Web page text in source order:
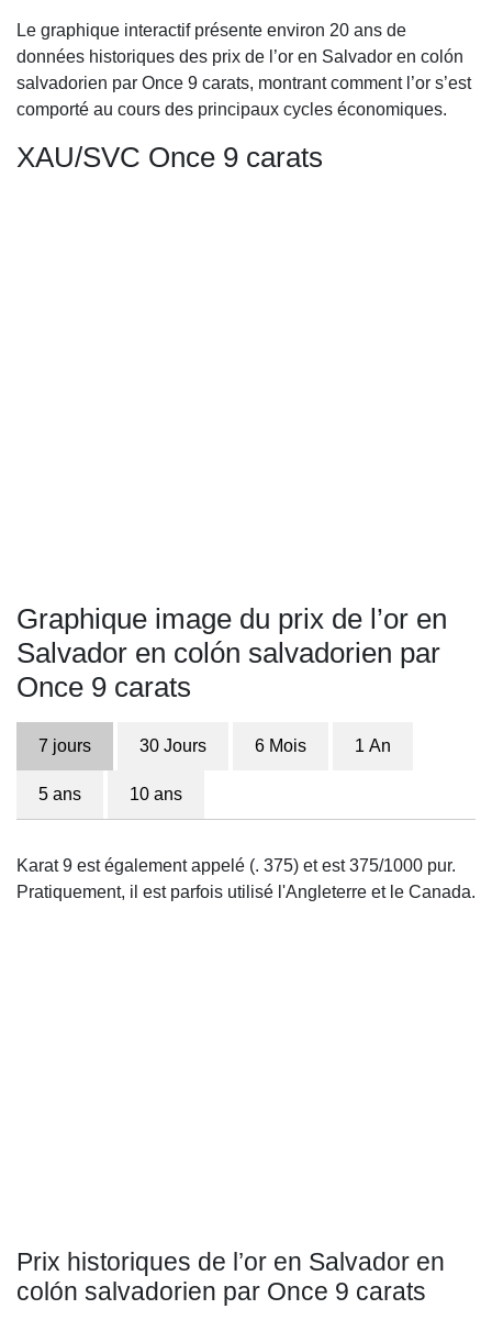
Le graphique interactif présente environ 20 ans de
données historiques des prix de l’or en Salvador en colón
salvadorien par Once 9 carats, montrant comment l’or s’est
comporté au cours des principaux cycles économiques.
XAU/SVC Once 9 carats
Graphique image du prix de l’or en
Salvador en colón salvadorien par
Once 9 carats
7 jours 30 Jours 6 Mois 1 An
5 ans 10 ans
Karat 9 est également appelé (. 375) et est 375/1000 pur.
Pratiquement, il est parfois utilisé l'Angleterre et le Canada.
Prix historiques de l’or en Salvador en
colón salvadorien par Once 9 carats